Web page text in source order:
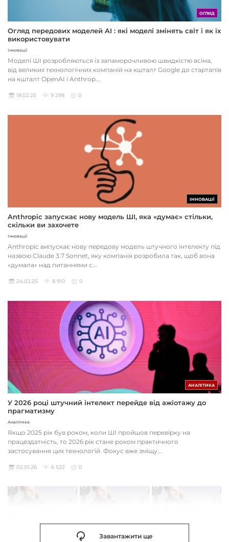
ОГЛЯД
Огляд передових моделей AI : які моделі змінять світ і як їх
використовувати
Інновації
Моделі ШІ розробляються із запаморочливою швидкістю всіма,
від великих технологічних компаній на кшталт Google до стартапів
на кшталт OpenAI і Anthrop...
18.02.25 9 299 0
ІННОВАЦІЇ
Anthropic запускає нову модель ШІ, яка «думає» стільки,
скільки ви захочете
Інновації
Anthropic випускає нову передову модель штучного інтелекту під
назвою Claude 3.7 Sonnet, яку компанія розробила так, щоб вона
«думала» над питаннями с...
24.02.25 8 910 0
АНАЛІТИКА
У 2026 році штучний інтелект перейде від ажіотажу до
прагматизму
Аналітика
Якщо 2025 рік був роком, коли ШІ пройшов перевірку на
працездатність, то 2026 рік стане роком практичного
застосування цих технологій. Фокус вже зміщу...
02.01.26 6 522 0
Завантажити ще